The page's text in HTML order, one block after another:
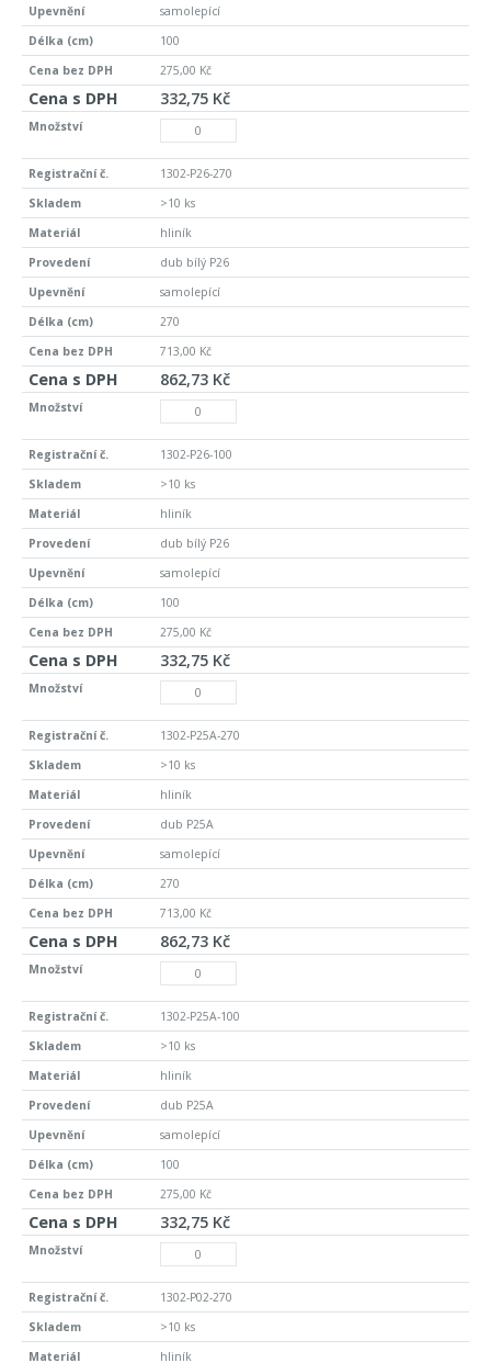
samolepící
100
275,00 Kč
332,75 Kč
1302-P26-270
>10 ks
hliník
dub bílý P26
samolepící
270
713,00 Kč
862,73 Kč
1302-P26-100
>10 ks
hliník
dub bílý P26
samolepící
100
275,00 Kč
332,75 Kč
1302-P25A-270
>10 ks
hliník
dub P25A
samolepící
270
713,00 Kč
862,73 Kč
1302-P25A-100
>10 ks
hliník
dub P25A
samolepící
100
275,00 Kč
332,75 Kč
1302-P02-270
>10 ks
hliník